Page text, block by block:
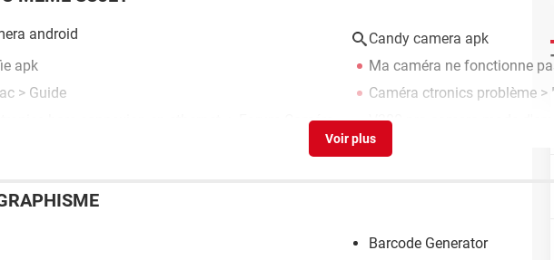
android
Candy camera apk
apk
Ma caméra ne fonctionne
> Guide Caméra ctronics problème >
Forum Caméra V380 pro camera mode
Barcode Generator